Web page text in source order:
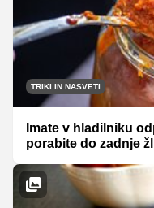
TRIKI IN NASVETI
Imate v hladilniku
porabite do zadnje